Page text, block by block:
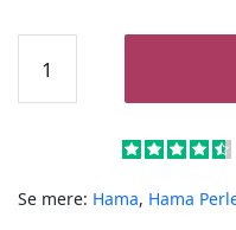
Perler
–
Gul
Se mere: Hama, Hama